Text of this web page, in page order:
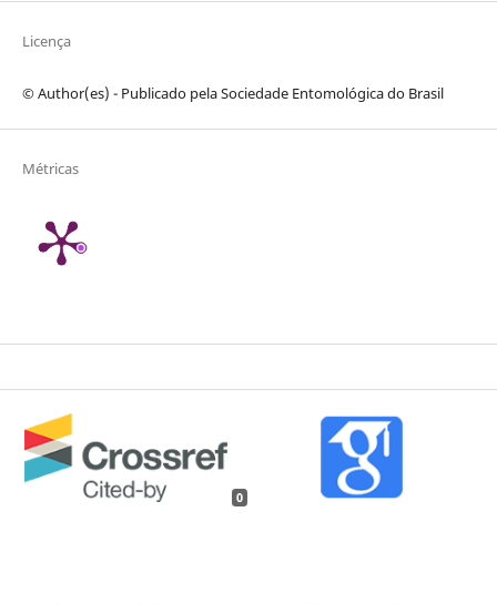
Licença
© Author(es) - Publicado pela Sociedade Entomológica do Brasil
Métricas
0